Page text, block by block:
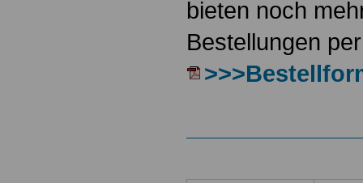
bieten noch
Bestellungen